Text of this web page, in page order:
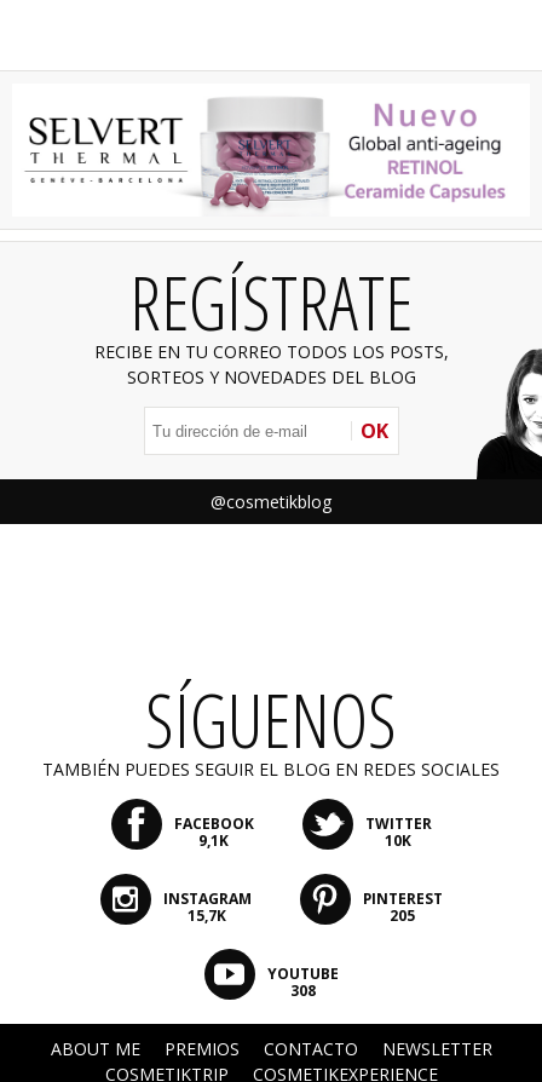
REGÍSTRATE
RECIBE EN TU CORREO TODOS LOS POSTS,
SORTEOS Y NOVEDADES DEL BLOG
OK
@cosmetikblog
SÍGUENOS
TAMBIÉN PUEDES SEGUIR EL BLOG EN REDES SOCIALES
FACEBOOK
9,1K
TWITTER
10K
INSTAGRAM
15,7K
PINTEREST
205
YOUTUBE
308
ABOUT ME PREMIOS CONTACTO
NEWSLETTER
COSMETIKTRIP
COSMETIKEXPERIENCE